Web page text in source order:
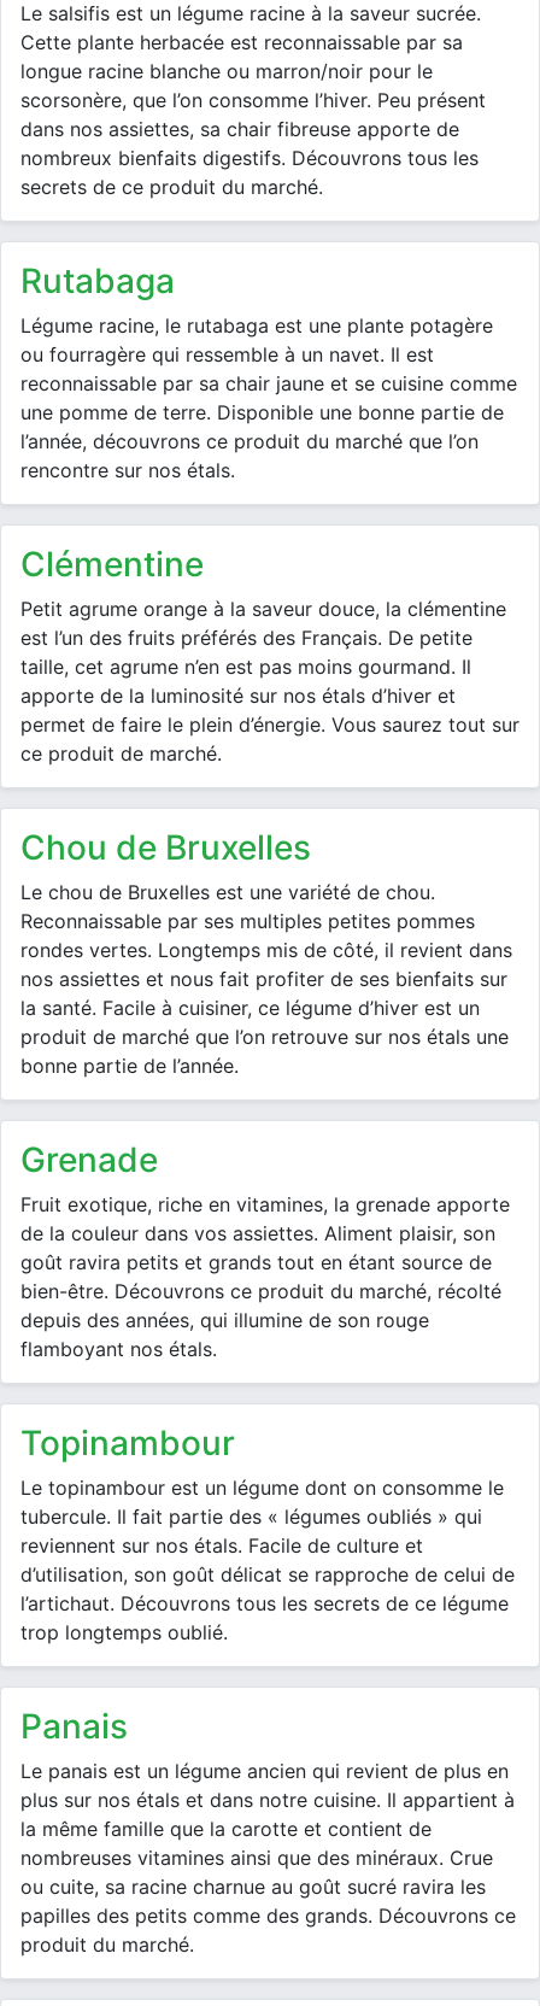
Le salsifis est un légume racine à la saveur sucrée.
Cette plante herbacée est reconnaissable par sa
longue racine blanche ou marron/noir pour le
scorsonère, que l’on consomme l’hiver. Peu présent
dans nos assiettes, sa chair fibreuse apporte de
nombreux bienfaits digestifs. Découvrons tous les
secrets de ce produit du marché.
rutabaga
Légume racine, le rutabaga est une plante potagère
ou fourragère qui ressemble à un navet. Il est
reconnaissable par sa chair jaune et se cuisine comme
une pomme de terre. Disponible une bonne partie de
l’année, découvrons ce produit du marché que l’on
rencontre sur nos étals.
clémentine
Petit agrume orange à la saveur douce, la clémentine
est l’un des fruits préférés des Français. De petite
taille, cet agrume n’en est pas moins gourmand. Il
apporte de la luminosité sur nos étals d’hiver et
permet de faire le plein d’énergie. Vous saurez tout sur
ce produit de marché.
chou de Bruxelles
Le chou de Bruxelles est une variété de chou.
Reconnaissable par ses multiples petites pommes
rondes vertes. Longtemps mis de côté, il revient dans
nos assiettes et nous fait profiter de ses bienfaits sur
la santé. Facile à cuisiner, ce légume d’hiver est un
produit de marché que l’on retrouve sur nos étals une
bonne partie de l’année.
grenade
Fruit exotique, riche en vitamines, la grenade apporte
de la couleur dans vos assiettes. Aliment plaisir, son
goût ravira petits et grands tout en étant source de
bien-être. Découvrons ce produit du marché, récolté
depuis des années, qui illumine de son rouge
flamboyant nos étals.
topinambour
Le topinambour est un légume dont on consomme le
tubercule. Il fait partie des « légumes oubliés » qui
reviennent sur nos étals. Facile de culture et
d’utilisation, son goût délicat se rapproche de celui de
l’artichaut. Découvrons tous les secrets de ce légume
trop longtemps oublié.
panais
Le panais est un légume ancien qui revient de plus en
plus sur nos étals et dans notre cuisine. Il appartient à
la même famille que la carotte et contient de
nombreuses vitamines ainsi que des minéraux. Crue
ou cuite, sa racine charnue au goût sucré ravira les
papilles des petits comme des grands. Découvrons ce
produit du marché.